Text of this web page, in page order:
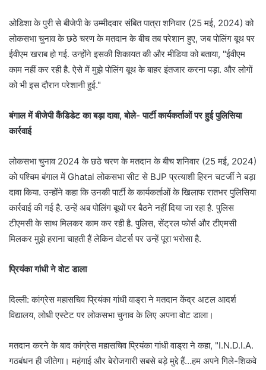
ओडिशा के पुरी से बीजेपी के उम्मीदवार संबित पात्रा शनिवार (25 मई, 2024) को
लोकसभा चुनाव के छठे चरण के मतदान के बीच तब परेशान हुए, जब पोलिंग बूथ पर
ईवीएम खराब हो गई. उन्होंने इसकी शिकायत की और मीडिया को बताया, "ईवीएम
काम नहीं कर रही है. ऐसे में मुझे पोलिंग बूथ के बाहर इंतजार करना पड़ा. और लोगों
को भी इस दौरान परेशानी हुई."
बंगाल में बीजेपी कैंडिडेट का बड़ा दावा, बोले- पार्टी कार्यकर्ताओं पर हुई पुलिसिया
कार्रवाई
लोकसभा चुनाव 2024 के छठे चरण के मतदान के बीच शनिवार (25 मई, 2024)
को पश्चिम बंगाल में Ghatal लोकसभा सीट से BJP प्रत्याशी हिरन चटर्जी ने बड़ा
दावा किया. उन्होंने कहा कि उनकी पार्टी के कार्यकर्ताओं के खिलाफ रातभर पुलिसिया
कार्रवाई की गई है. उन्हें अब पोलिंग बूथों पर बैठने नहीं दिया जा रहा है. पुलिस
टीएमसी के साथ मिलकर काम कर रही है. पुलिस, सेंट्रल फोर्स और टीएमसी
मिलकर मुझे हराना चाहती हैं लेकिन वोटर्स पर उन्हें पूरा भरोसा है.
प्रियंका गांधी ने वोट डाला
दिल्ली: कांग्रेस महासचिव प्रियंका गांधी वाड्रा ने मतदान केंद्र अटल आदर्श
विद्यालय, लोधी एस्टेट पर लोकसभा चुनाव के लिए अपना वोट डाला।
मतदान करने के बाद कांग्रेस महासचिव प्रियंका गांधी वाड्रा ने कहा, "I.N.D.I.A.
गठबंधन ही जीतेगा। महंगाई और बेरोजगारी सबसे बड़े मुद्दे हैं…हम अपने गिले-शिकवे